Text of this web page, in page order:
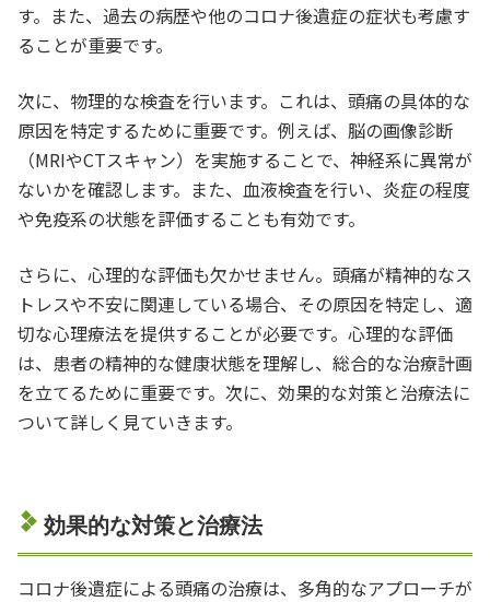
す。また、過去の病歴や他のコロナ後遺症の症状も考慮す
ることが重要です。
次に、物理的な検査を行います。これは、頭痛の具体的な
原因を特定するために重要です。例えば、脳の画像診断
（MRIやCTスキャン）を実施することで、神経系に異常が
ないかを確認します。また、血液検査を行い、炎症の程度
や免疫系の状態を評価することも有効です。
さらに、心理的な評価も欠かせません。頭痛が精神的なス
トレスや不安に関連している場合、その原因を特定し、適
切な心理療法を提供することが必要です。心理的な評価
は、患者の精神的な健康状態を理解し、総合的な治療計画
を立てるために重要です。次に、効果的な対策と治療法に
ついて詳しく見ていきます。
効果的な対策と治療法
コロナ後遺症による頭痛の治療は、多角的なアプローチが